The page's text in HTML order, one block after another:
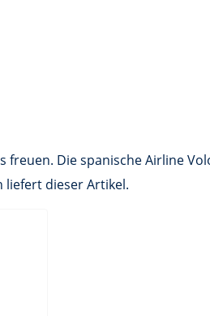
Die spanische Airline
liefert dieser Artikel.